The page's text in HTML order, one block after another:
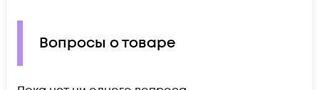
Вопросы о товаре